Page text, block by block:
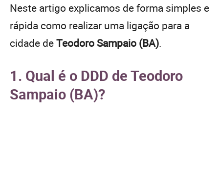
Neste artigo explicamos de forma simples e
rápida como realizar uma ligação para a
cidade deTeodoro Sampaio (BA).
1. Qual é o DDD de Teodoro
Sampaio (BA)?